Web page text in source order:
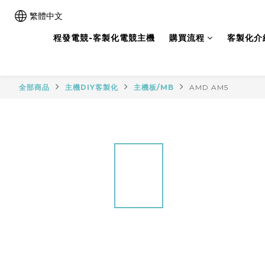
繁體中文
程發電競-客製化電競主機 購買流程 客製化介
全部商品 主機DIY客製化 主機板/MB AMD AM5